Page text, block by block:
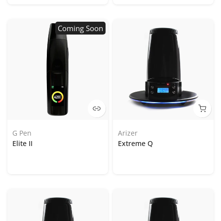
Coming Soon
G Pen
Elite II
Arizer
Extreme Q